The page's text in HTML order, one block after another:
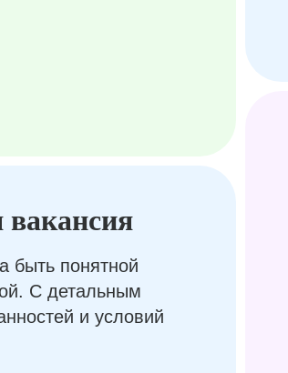
быть понятной
С детальным
и условий